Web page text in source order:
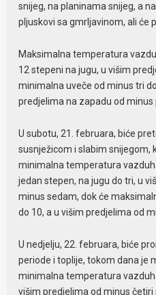
snijeg, na planinama snijeg, a
pljuskovi sa gmrljavinom, ali će
Maksimalna temperatura
12 stepeni na jugu, u višim
minimalna uveče od minus tri
predjelima na zapadu od minus
U subotu, 21. februara, biće
susnježicom i slabim snijegom,
minimalna temperatura
jedan stepen, na jugu do tri, u
minus sedam, dok će
do 10, a u višim predjelima od
U nedjelju, 22. februara, biće
periode i toplije, tokom dana je
minimalna temperatura
višim predjelima od minus